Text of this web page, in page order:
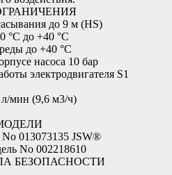
до 9 м (HS)
°C до +40 °C
до +40 °C
насоса 10 бар
электродвигателя S1
л/мин (9,6 м3/ч)
No 013073135 JSW®
No 002218610
БЕЗОПАСНОСТИ